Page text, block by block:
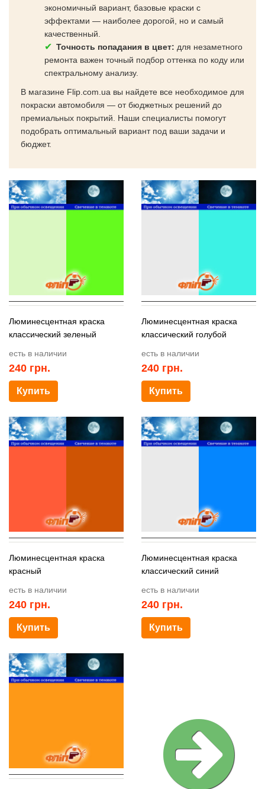
экономичный вариант, базовые краски с
эффектами — наиболее дорогой, но и самый
качественный.
Точность попадания в цвет: для незаметного
ремонта важен точный подбор оттенка по коду или
спектральному анализу.
В магазине Flip.com.ua вы найдете все необходимое для
покраски автомобиля — от бюджетных решений до
премиальных покрытий. Наши специалисты помогут
подобрать оптимальный вариант под ваши задачи и
бюджет.
Люминесцентная краска
классический зеленый
есть в наличии
240 грн.
Купить
Люминесцентная краска
классический голубой
есть в наличии
240 грн.
Купить
Люминесцентная краска
красный
есть в наличии
240 грн.
Купить
Люминесцентная краска
классический синий
есть в наличии
240 грн.
Купить